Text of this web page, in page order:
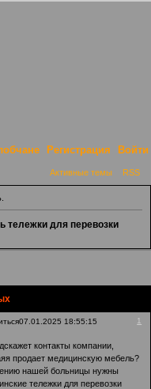
Регистрация Войти
Активные темы RSS
.
тележки для перевозки
1
07.01.2025 18:55:15
контакты компании,
продает медицинскую мебель?
нашей больницы нужны
тележки для перевозки